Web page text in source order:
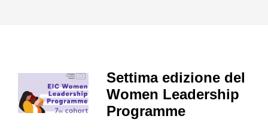
Settima edizione del
Women Leadership
Programme